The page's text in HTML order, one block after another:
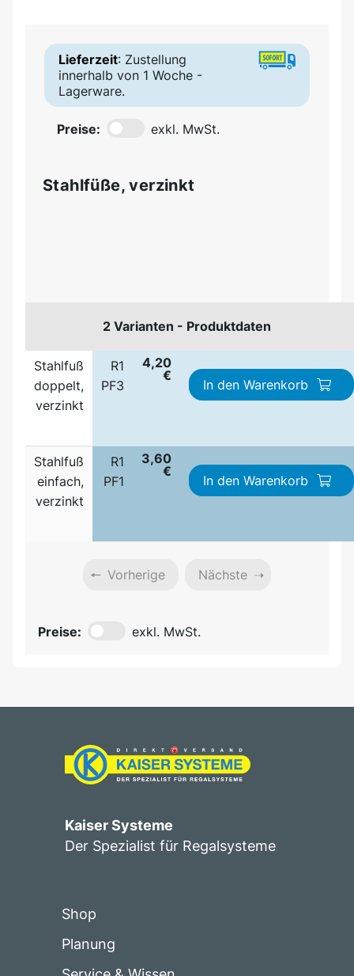
Lieferzeit: Zustellung
innerhalb von 1 Woche -
Lagerware.
Preise: exkl. MwSt.
Stahlfüße, verzinkt
2 Varianten - Produktdaten
Stahlfuß
doppelt,
verzinkt
R1
PF3
4,20
€
In den Warenkorb
Stahlfuß
einfach,
verzinkt
R1
PF1
3,60
€
In den Warenkorb
Vorherige Nächste
Preise: exkl. MwSt.
Kaiser Systeme
Der Spezialist für Regalsysteme
Shop
Planung